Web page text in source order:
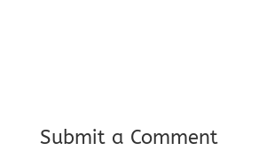
Submit a Comment